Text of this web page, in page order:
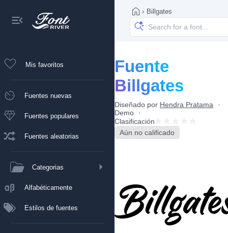
Mis favoritos
Fuentes nuevas
Fuentes populares
Fuentes aleatorias
Categorias
Alfabéticamente
Estilos de fuentes
› Billgates
Fuente
Billgates
Diseñado por Hendra Pratama
Demo
Clasificación
Aún no calificado